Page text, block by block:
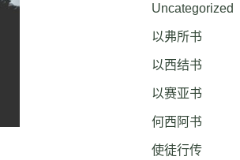
Uncategorized
以弗所书
以西结书
以赛亚书
何西阿书
使徒行传